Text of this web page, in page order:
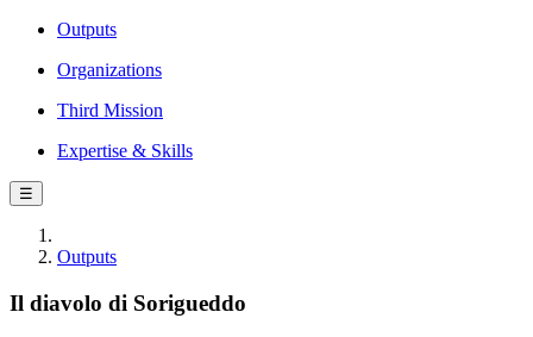
Outputs
Organizations
Third Mission
Expertise & Skills
☰
Outputs
Il diavolo di Sorigueddo